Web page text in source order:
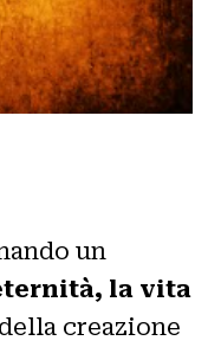
un
la vita
creazione